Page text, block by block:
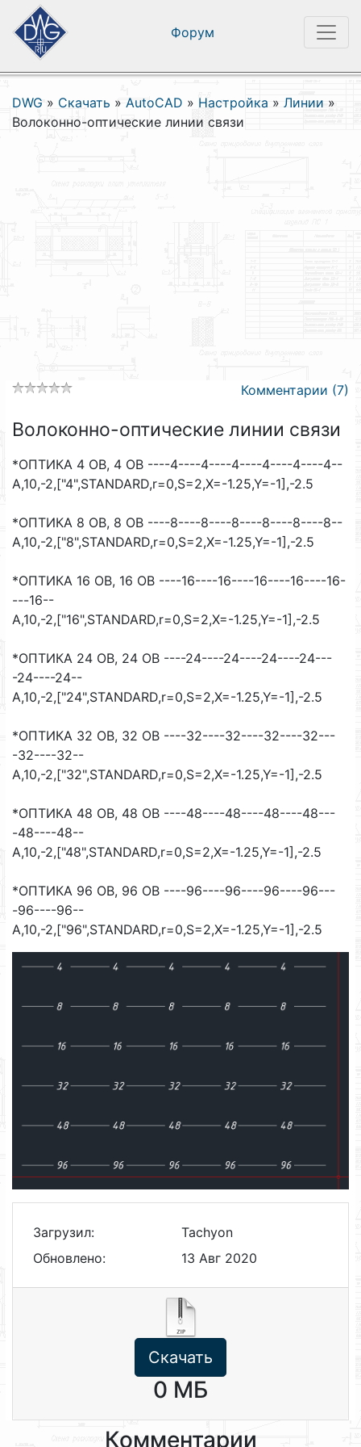
Форум
DWG » Скачать » AutoCAD » Настройка » Линии »
Волоконно-оптические линии связи
Комментарии (7)
Волоконно-оптические линии связи
*ОПТИКА 4 ОВ, 4 ОВ ----4----4----4----4----4----4--
A,10,-2,["4",STANDARD,r=0,S=2,X=-1.25,Y=-1],-2.5
*ОПТИКА 8 ОВ, 8 ОВ ----8----8----8----8----8----8--
A,10,-2,["8",STANDARD,r=0,S=2,X=-1.25,Y=-1],-2.5
*ОПТИКА 16 ОВ, 16 ОВ ----16----16----16----16----16-
---16--
A,10,-2,["16",STANDARD,r=0,S=2,X=-1.25,Y=-1],-2.5
*ОПТИКА 24 ОВ, 24 ОВ ----24----24----24----24---
-24----24--
A,10,-2,["24",STANDARD,r=0,S=2,X=-1.25,Y=-1],-2.5
*ОПТИКА 32 ОВ, 32 ОВ ----32----32----32----32---
-32----32--
A,10,-2,["32",STANDARD,r=0,S=2,X=-1.25,Y=-1],-2.5
*ОПТИКА 48 ОВ, 48 ОВ ----48----48----48----48---
-48----48--
A,10,-2,["48",STANDARD,r=0,S=2,X=-1.25,Y=-1],-2.5
*ОПТИКА 96 ОВ, 96 ОВ ----96----96----96----96---
-96----96--
A,10,-2,["96",STANDARD,r=0,S=2,X=-1.25,Y=-1],-2.5
Загрузил:
Tachyon
Обновлено:
13 Авг 2020
Скачать
0 МБ
Комментарии